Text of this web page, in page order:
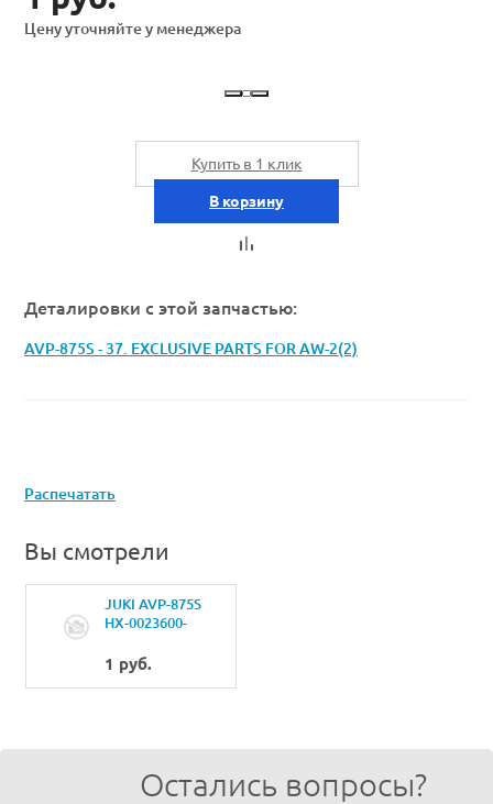
Цену уточняйте у менеджера
Купить в 1 клик
В корзину
Деталировки с этой запчастью:
AVP-875S - 37. EXCLUSIVE PARTS FOR AW-2(2)
Распечатать
Вы смотрели
JUKI AVP-875S
HX-0023600-
1 руб.
Остались вопросы?